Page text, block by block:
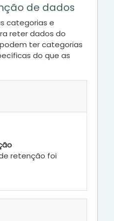
de dados
categorias e
reter dados do
ter categorias
do que as
retenção foi